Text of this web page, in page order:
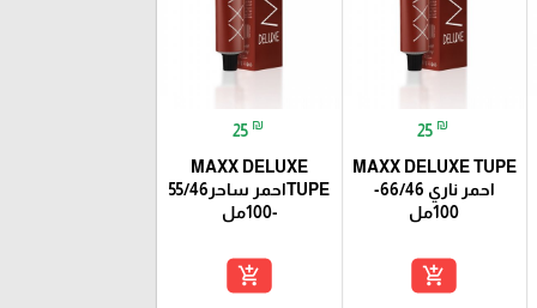
25 ₪
MAXX DELUXE TUPE
احمر ناري 66/46-
100مل
add_shopping_cart
25 ₪
MAXX DELUXE
TUPEاحمر ساحر55/46
-100مل
add_shopping_cart